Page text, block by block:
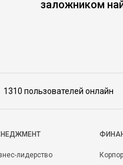
заложником
1310 пользователей онлайн
лидерство